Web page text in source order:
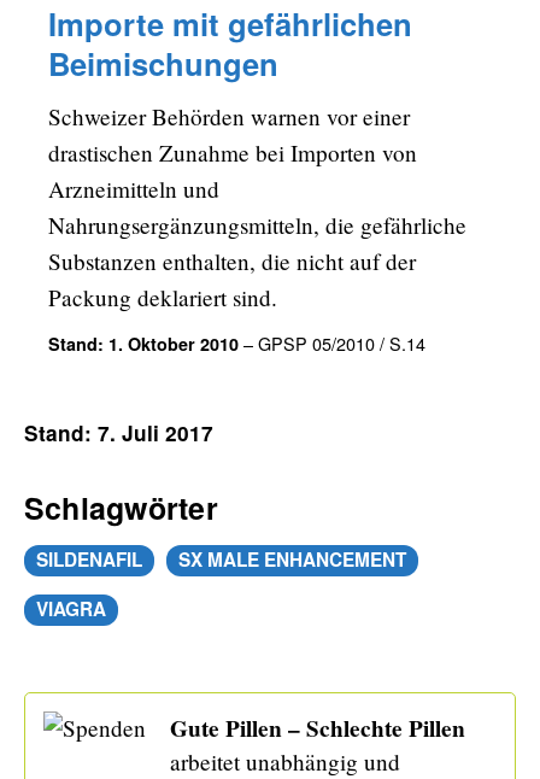
Importe mit gefährlichen
Beimischungen
Schweizer Behörden warnen vor einer
drastischen Zunahme bei Importen von
Arzneimitteln und
Nahrungsergänzungsmitteln, die gefährliche
Substanzen enthalten, die nicht auf der
Packung deklariert sind.
Stand: 1. Oktober 2010 – GPSP 05/2010 / S.14
Stand: 7. Juli 2017
Schlagwörter
SILDENAFIL
SX MALE ENHANCEMENT
VIAGRA
Gute Pillen – Schlechte Pillen
arbeitet unabhängig und